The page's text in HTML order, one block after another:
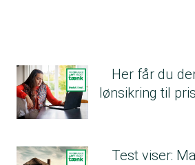
Her får du
lønsikring til
Test viser: